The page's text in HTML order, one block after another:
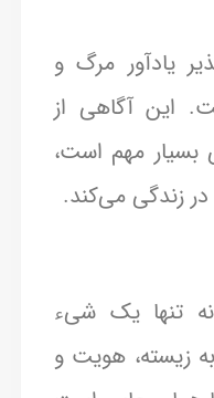
یادآور مرگ و
این آگاهی از
مهم است،
در زندگی می‌کند.
تنها یک شیء
زیسته، هویت و